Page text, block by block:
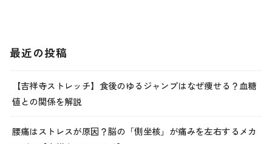
最近の投稿
【吉祥寺ストレッチ】食後のゆるジャンプはなぜ痩せる？血糖
値との関係を解説
腰痛はストレスが原因？脳の「側坐核」が痛みを左右するメカ